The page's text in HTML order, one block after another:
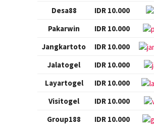
Desa88
IDR 10.000
Pakarwin
IDR 10.000
Jangkartoto
IDR 10.000
Jalatogel
IDR 10.000
Layartogel
IDR 10.000
Visitogel
IDR 10.000
Group188
IDR 10.000